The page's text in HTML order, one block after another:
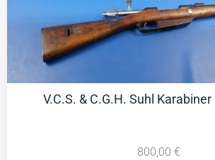
V.C.S. & C.G.H. Suhl
800,00 €